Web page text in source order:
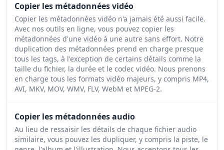
Copier les métadonnées vidéo
Copier les métadonnées vidéo n'a jamais été aussi facile.
Avec nos outils en ligne, vous pouvez copier les
métadonnées d'une vidéo à une autre sans effort. Notre
duplication des métadonnées prend en charge presque
tous les tags, à l'exception de certains détails comme la
taille du fichier, la durée et le codec vidéo. Nous prenons
en charge tous les formats vidéo majeurs, y compris MP4,
AVI, MKV, MOV, WMV, FLV, WebM et MPEG-2.
Copier les métadonnées audio
Au lieu de ressaisir les détails de chaque fichier audio
similaire, vous pouvez les dupliquer, y compris la piste, le